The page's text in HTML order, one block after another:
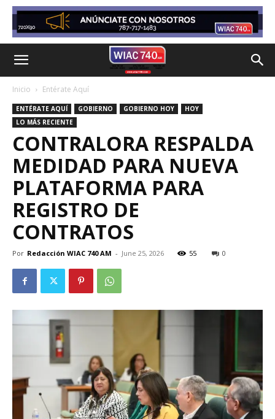
Inicio Entérate Aquí
ENTÉRATE AQUÍ GOBIERNO GOBIERNO HOY
HOY
LO MÁS RECIENTE
CONTRALORA RESPALDA
MEDIDAD PARA NUEVA
PLATAFORMA PARA
REGISTRO DE
CONTRATOS
Por Redacción WIAC 740 AM - June 25, 2026 55 0